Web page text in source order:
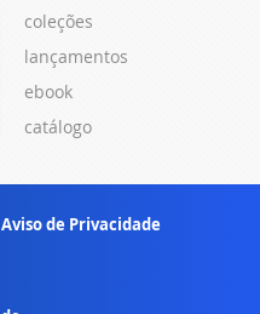
coleções
lançamentos
ebook
catálogo
Aviso de Privacidade